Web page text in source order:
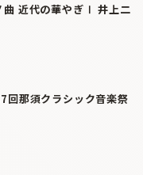
曲 近代の華やぎⅠ 井上二
回那須クラシック音楽祭